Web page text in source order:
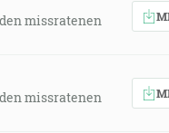
missratenen
missratenen